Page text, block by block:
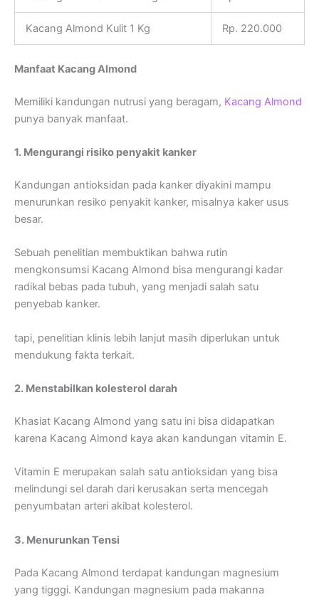
Kacang Almond Kulit 1 Kg Rp. 220.000
Manfaat Kacang Almond
Memiliki kandungan nutrusi yang beragam, Kacang Almond
punya banyak manfaat.
1. Mengurangi risiko penyakit kanker
Kandungan antioksidan pada kanker diyakini mampu
menurunkan resiko penyakit kanker, misalnya kaker usus
besar.
Sebuah penelitian membuktikan bahwa rutin
mengkonsumsi Kacang Almond bisa mengurangi kadar
radikal bebas pada tubuh, yang menjadi salah satu
penyebab kanker.
tapi, penelitian klinis lebih lanjut masih diperlukan untuk
mendukung fakta terkait.
2. Menstabilkan kolesterol darah
Khasiat Kacang Almond yang satu ini bisa didapatkan
karena Kacang Almond kaya akan kandungan vitamin E.
Vitamin E merupakan salah satu antioksidan yang bisa
melindungi sel darah dari kerusakan serta mencegah
penyumbatan arteri akibat kolesterol.
3. Menurunkan Tensi
Pada Kacang Almond terdapat kandungan magnesium
yang tigggi. Kandungan magnesium pada makanna